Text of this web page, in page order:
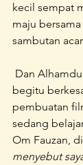
kecil sempat
maju
sambutan
begitu
pembuatan
sedang
Om Fauzan,
menyebut